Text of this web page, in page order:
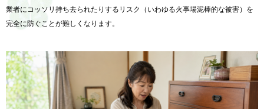
業者にコッソリ持ち去られたりするリスク（いわゆる火事場泥棒的な被害）を
完全に防ぐことが難しくなります。